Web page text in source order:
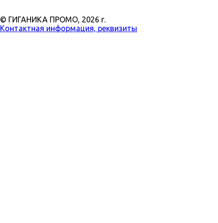
© ГИГАНИКА ПРОМО, 2026 г.
Контактная информация, реквизиты